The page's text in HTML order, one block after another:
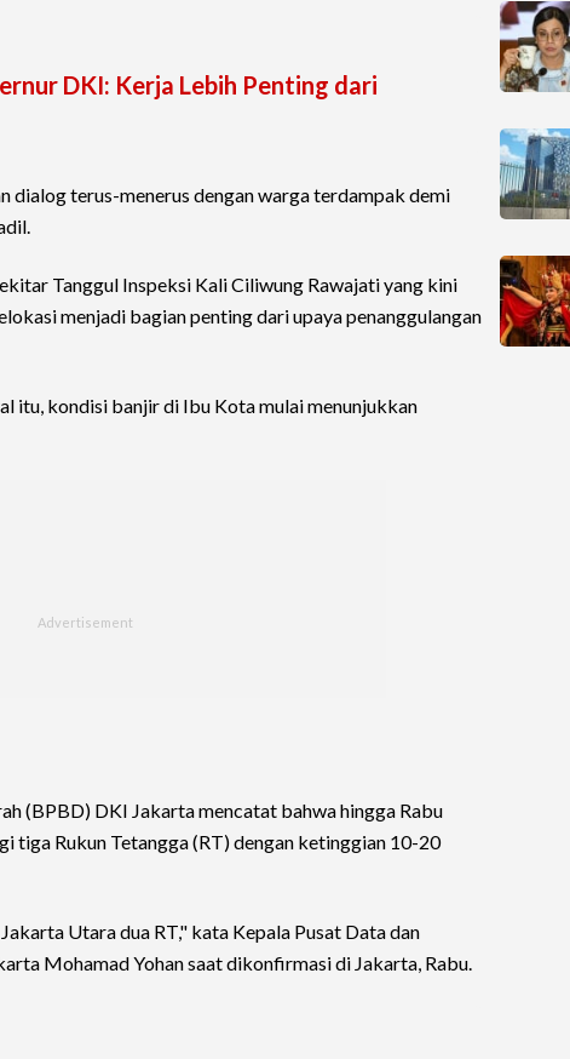
DKI: Kerja Lebih Penting dari
dialog terus-menerus dengan warga terdampak demi
Tanggul Inspeksi Kali Ciliwung Rawajati yang kini
menjadi bagian penting dari upaya penanggulangan
itu, kondisi banjir di Ibu Kota mulai menunjukkan
(BPBD) DKI Jakarta mencatat bahwa hingga Rabu
tiga Rukun Tetangga (RT) dengan ketinggian 10-20
Utara dua RT," kata Kepala Pusat Data dan
Mohamad Yohan saat dikonfirmasi di Jakarta, Rabu.